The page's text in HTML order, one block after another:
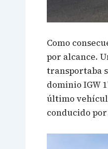
Como
por alcance.
transportaba
dominio IGW
último
conducido